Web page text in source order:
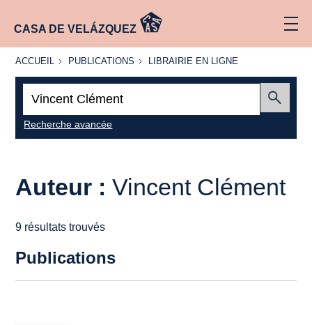
CASA DE VELÁZQUEZ
ACCUEIL
ACCUEIL PUBLICATIONS
PUBLICATIONS
LIBRAIRIE
LIBRAIRIE EN LIGNE
Recherche avancée
Auteur :Vincent Clément
9 résultats trouvés
Publications